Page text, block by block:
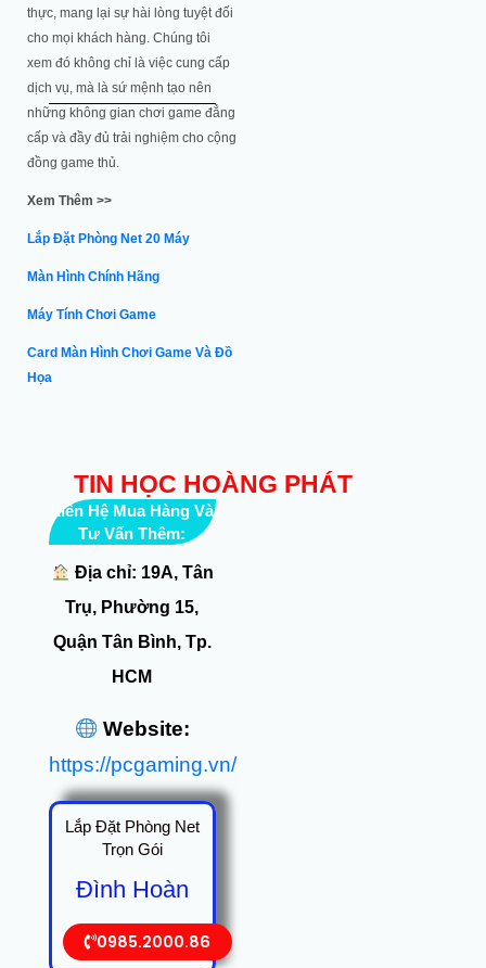
thực, mang lại sự hài lòng tuyệt đối
cho mọi khách hàng. Chúng tôi
xem đó không chỉ là việc cung cấp
dịch vụ, mà là sứ mệnh tạo nên
những không gian chơi game đẳng
cấp và đầy đủ trải nghiệm cho cộng
đồng game thủ.
Xem Thêm >>
Lắp Đặt Phòng Net 20 Máy
Màn Hình Chính Hãng
Máy Tính Chơi Game
Card Màn Hình Chơi Game Và Đồ
Họa
TIN HỌC HOÀNG PHÁT
Liên Hệ Mua Hàng Và
Tư Vấn Thêm:
Địa chỉ: 19A, Tân
Trụ, Phường 15,
Quận Tân Bình, Tp.
HCM
Website:
https://pcgaming.vn/
Lắp Đặt Phòng Net
Trọn Gói
Đình Hoàn
0985.2000.86